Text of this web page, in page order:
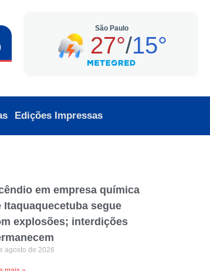
Edições Impressas
em empresa química
Itaquaquecetuba segue
explosões; interdições
agosto de 2026